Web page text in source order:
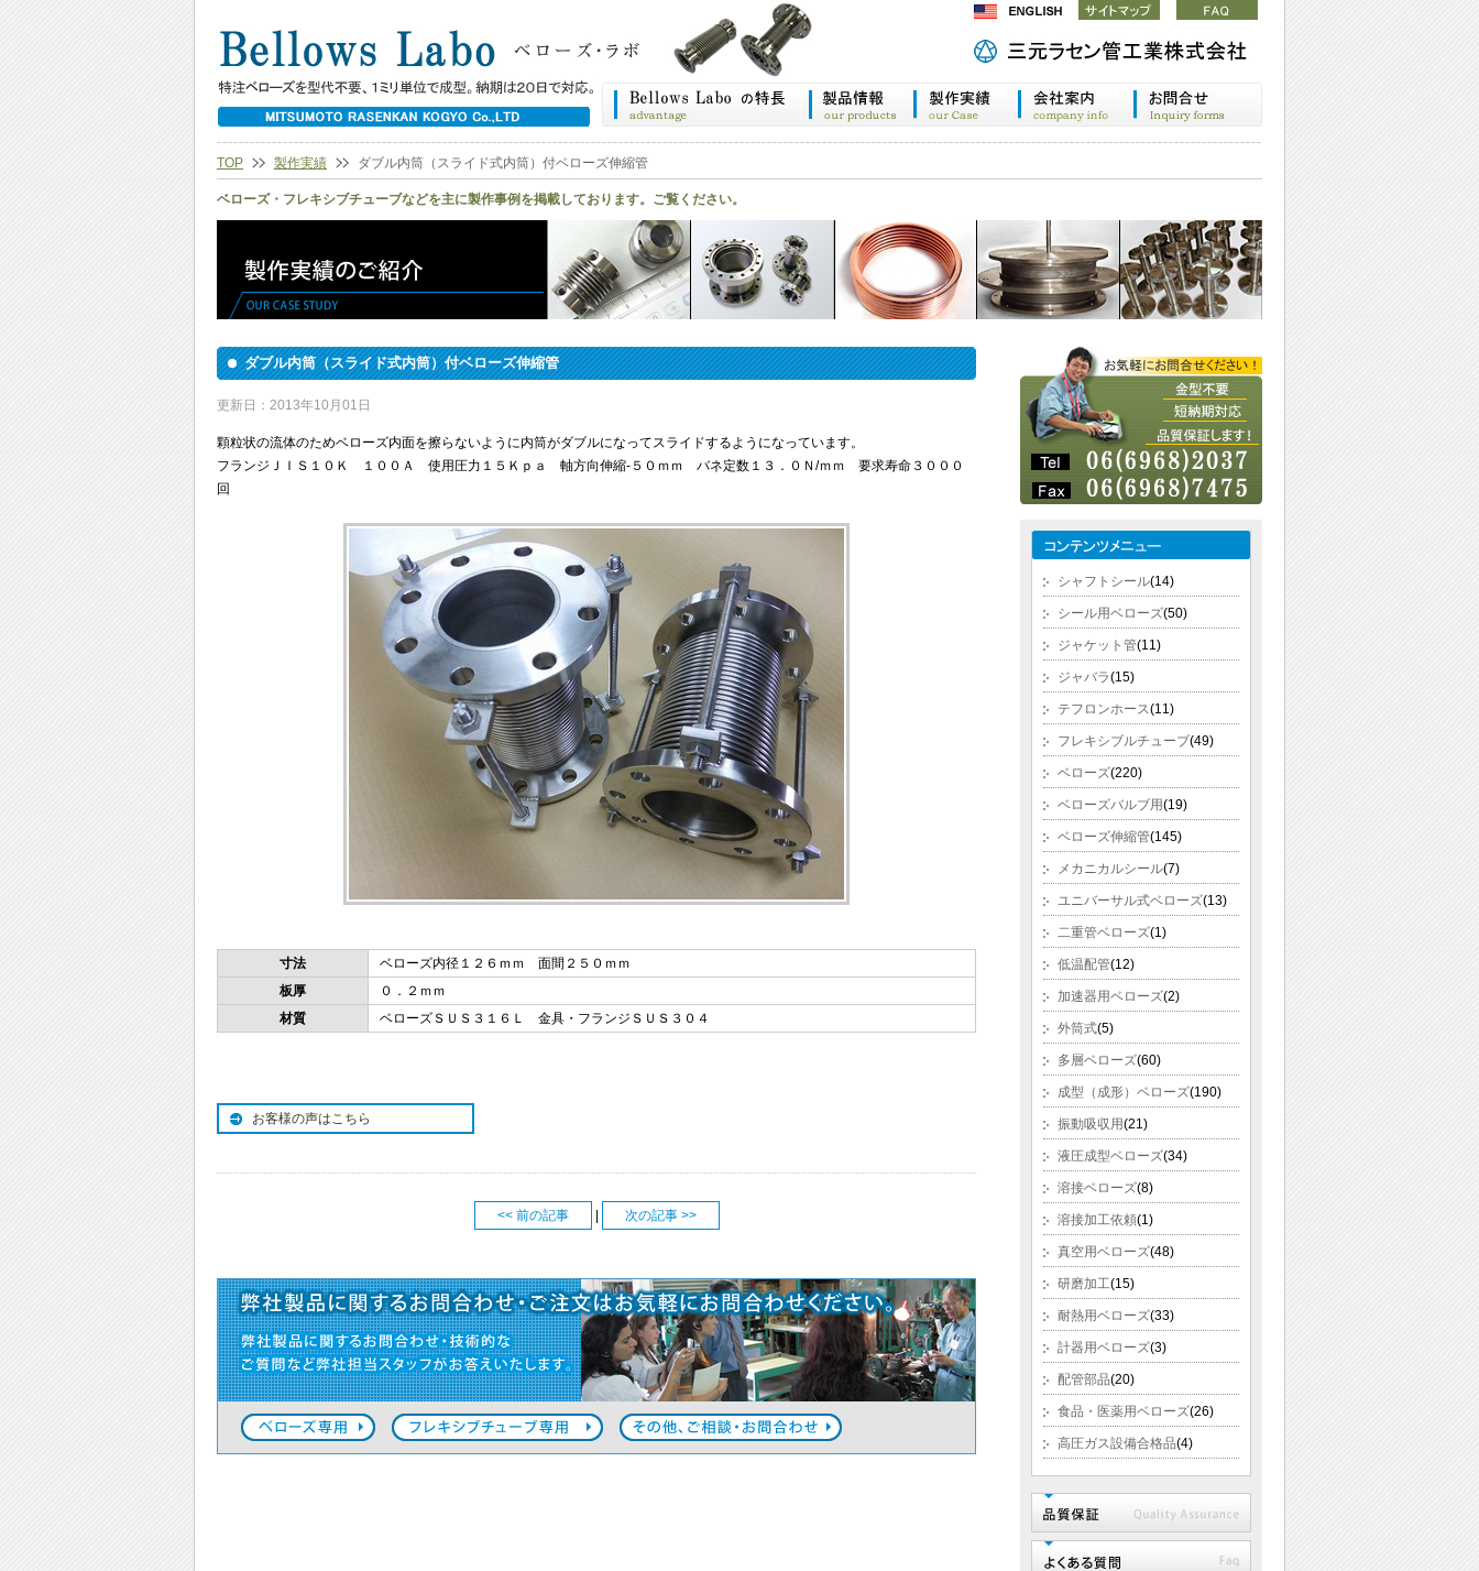
TOP 製作実績 ダブル内筒（スライド式内筒）付ベローズ伸縮管
ベローズ・フレキシブチューブなどを主に製作事例を掲載しております。ご覧ください。
ダブル内筒（スライド式内筒）付ベローズ伸縮管
更新日：2013年10月01日
顆粒状の流体のためベローズ内面を擦らないように内筒がダブルになってスライドするようになっています。
フランジＪＩＳ１０Ｋ １００Ａ 使用圧力１５Ｋｐａ 軸方向伸縮-５０ｍｍ バネ定数１３．０Ｎ/ｍｍ 要求寿命３０００
回
寸法
ベローズ内径１２６ｍｍ 面間２５０ｍｍ
板厚
０．２ｍｍ
材質
ベローズＳＵＳ３１６Ｌ 金具・フランジＳＵＳ３０４
お客様の声はこちら
<< 前の記事 次の記事 >>
シャフトシール(14)
シール用ベローズ(50)
ジャケット管(11)
ジャバラ(15)
テフロンホース(11)
フレキシブルチューブ(49)
ベローズ(220)
ベローズバルブ用(19)
ベローズ伸縮管(145)
メカニカルシール(7)
ユニバーサル式ベローズ(13)
二重管ベローズ(1)
低温配管(12)
加速器用ベローズ(2)
外筒式(5)
多層ベローズ(60)
成型（成形）ベローズ(190)
振動吸収用(21)
液圧成型ベローズ(34)
溶接ベローズ(8)
溶接加工依頼(1)
真空用ベローズ(48)
研磨加工(15)
耐熱用ベローズ(33)
計器用ベローズ(3)
配管部品(20)
食品・医薬用ベローズ(26)
高圧ガス設備合格品(4)